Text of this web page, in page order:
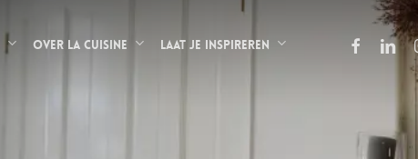
Over La Cuisine Laat je inspireren facebook